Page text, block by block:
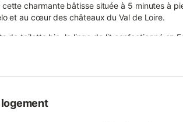
cette charmante bâtisse située à 5 minutes à
et au cœur des châteaux du Val de Loire.
de toilette bio, le linge de lit confectionné en
locaux et bio. Vous pourrez stationner votre
vos repas dans l'entrée de la maison où vous